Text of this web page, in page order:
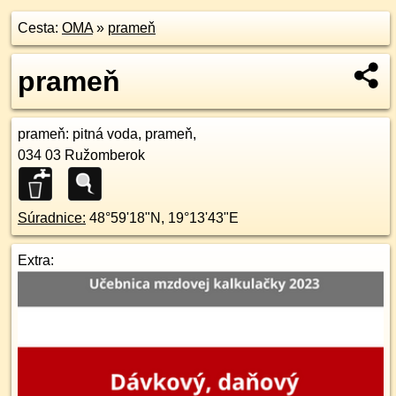
Cesta: OMA» prameň
prameň
prameň: pitná voda, prameň,
034 03 Ružomberok
Súradnice: 48°59'18"N , 19°13'43"E
Extra: